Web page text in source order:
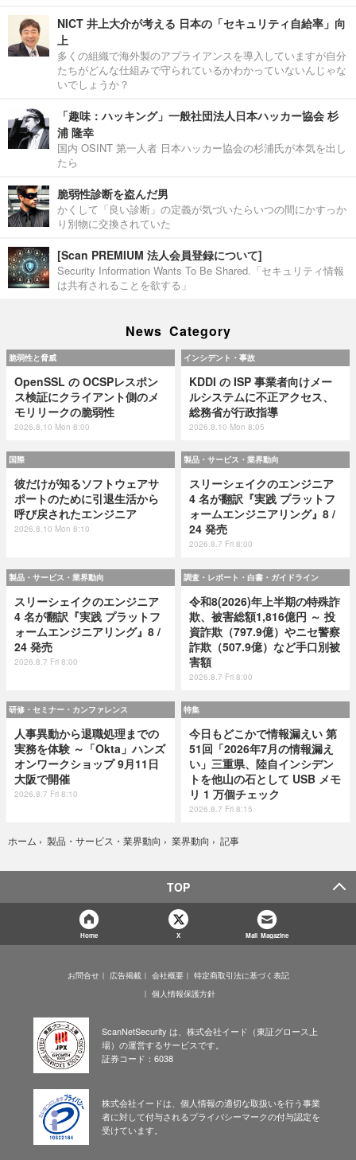
NICT 井上大介が考える 日本の「セキュリティ自給率」向
上
多くの組織で海外製のアプライアンスを導入していますが自分
たちがどんな仕組みで守られているかわかっていないんじゃな
いでしょうか？
「趣味：ハッキング」一般社団法人日本ハッカー協会 杉
浦 隆幸
国内 OSINT 第一人者 日本ハッカー協会の杉浦氏が本気を出し
たら
脆弱性診断を盗んだ男
かくして「良い診断」の定義が気づいたらいつの間にかすっか
り別物に交換されていた
[Scan PREMIUM 法人会員登録について]
Security Information Wants To Be Shared.「セキュリティ情報
は共有されることを欲する」
News Category
脆弱性と脅威
OpenSSL の OCSPレスポン
ス検証にクライアント側のメ
モリリークの脆弱性
2026.8.10 Mon 8:00
インシデント・事故
KDDI の ISP 事業者向けメー
ルシステムに不正アクセス、
総務省が行政指導
2026.8.10 Mon 8:05
国際
彼だけが知るソフトウェアサ
ポートのために引退生活から
呼び戻されたエンジニア
2026.8.10 Mon 8:10
製品・サービス・業界動向
スリーシェイクのエンジニア
4 名が翻訳『実践 プラットフ
ォームエンジニアリング』8 /
24 発売
2026.8.7 Fri 8:00
製品・サービス・業界動向
スリーシェイクのエンジニア
4 名が翻訳『実践 プラットフ
ォームエンジニアリング』8 /
24 発売
2026.8.7 Fri 8:00
調査・レポート・白書・ガイドライン
令和8(2026)年上半期の特殊詐
欺、被害総額1,816億円 ～ 投
資詐欺（797.9億）やニセ警察
詐欺（507.9億）など手口別被
害額
2026.8.7 Fri 8:00
研修・セミナー・カンファレンス
人事異動から退職処理までの
実務を体験 ～「Okta」ハンズ
オンワークショップ 9月11日
大阪で開催
2026.8.7 Fri 8:10
特集
今日もどこかで情報漏えい 第
51回「2026年7月の情報漏え
い」三重県、陸自インシデン
トを他山の石として USB メモ
リ 1 万個チェック
2026.8.7 Fri 8:15
ホーム › 製品・サービス・業界動向 › 業界動向 › 記事
TOP
Home X Mail Magazine
お問合せ 広告掲載 会社概要
特定商取引法に基づく表記
個人情報保護方針
ScanNetSecurity は、株式会社イード（東証グロース上
場）の運営するサービスです。
証券コード：6038
株式会社イードは、個人情報の適切な取扱いを行う事業
者に対して付与されるプライバシーマークの付与認定を
受けています。